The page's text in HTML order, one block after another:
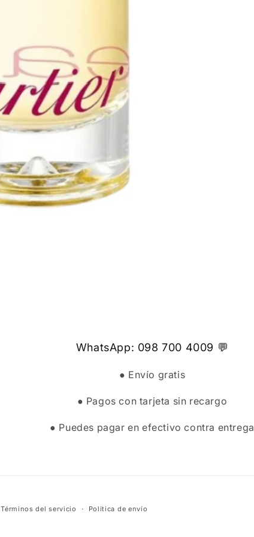
WhatsApp: 098 700 4009 💬
● Envío gratis
● Pagos con tarjeta sin recargo
● Puedes pagar en efectivo contra entrega
Términos del servicio Política de envío